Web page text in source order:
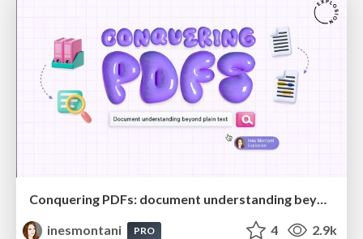
Conquering PDFs: document understanding beyond plain text
inesmontani
PRO 4 2.9k